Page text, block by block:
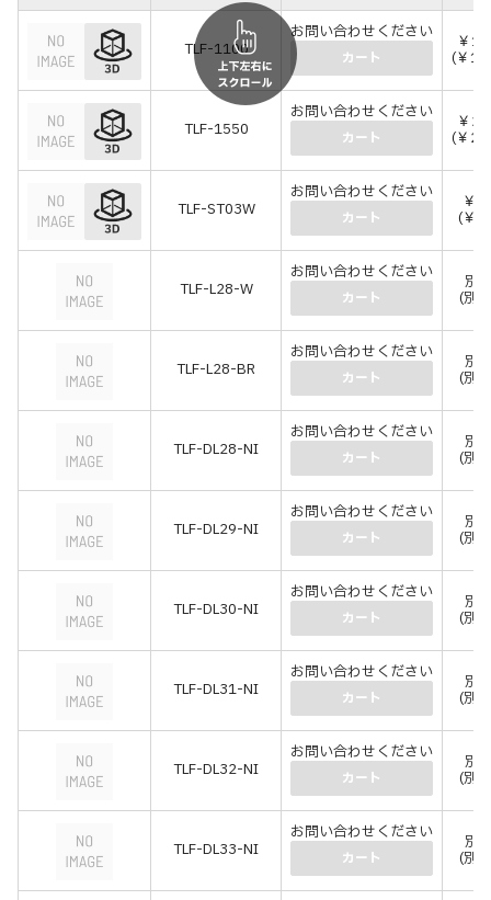
TLF-1100
お問い合わせください
カート
￥
(￥
TLF-1550
お問い合わせください
カート
￥
(￥
TLF-ST03W
お問い合わせください
カート
￥
(￥
TLF-L28-W
お問い合わせください
カート
別
(別
TLF-L28-BR
お問い合わせください
カート
別
(別
TLF-DL28-NI
お問い合わせください
カート
別
(別
TLF-DL29-NI
お問い合わせください
カート
別
(別
TLF-DL30-NI
お問い合わせください
カート
別
(別
TLF-DL31-NI
お問い合わせください
カート
別
(別
TLF-DL32-NI
お問い合わせください
カート
別
(別
TLF-DL33-NI
お問い合わせください
カート
別
(別